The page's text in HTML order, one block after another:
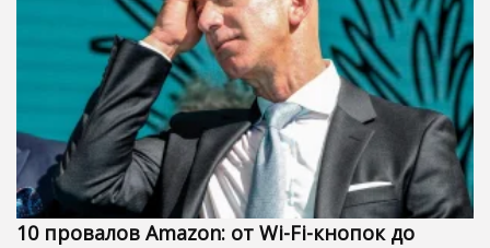
10 провалов Amazon: от Wi-Fi-кнопок до